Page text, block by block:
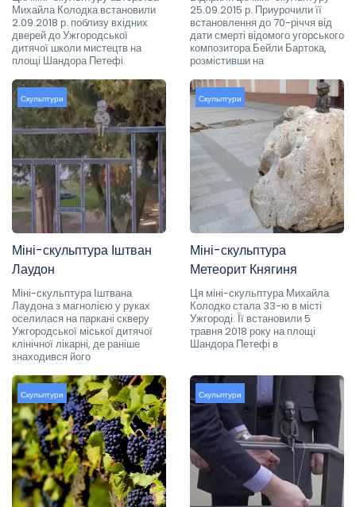
Михайла Колодка встановили
2.09.2018 р. поблизу вхідних
дверей до Ужгородської
дитячої школи мистецтв на
площі Шандора Петефі.
25.09.2015 р. Приурочили її
встановлення до 70-річчя від
дати смерті відомого угорського
композитора Бейли Бартока,
розмістивши на
Скульптури
Міні-скульптура Іштван
Лаудон
Міні-скульптура Іштвана
Лаудона з магнолією у руках
оселилася на паркані скверу
Ужгородської міської дитячої
клінічної лікарні, де раніше
знаходився його
Скульптури
Міні-скульптура
Метеорит Княгиня
Ця міні-скульптура Михайла
Колодко стала 33-ю в місті
Ужгороді. Її встановили 5
травня 2018 року на площі
Шандора Петефі в
Скульптури Скульптури